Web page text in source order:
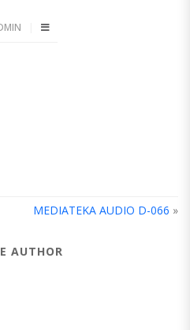
MEDIATEKA AUDIO D-066 »
AUTHOR